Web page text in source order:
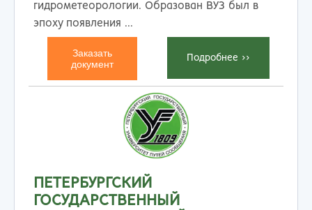
гидрометеорологии. Образован ВУЗ был в
эпоху появления ...
Заказать
документ
Подробнеe >>
ПЕТЕРБУРГСКИЙ
ГОСУДАРСТВЕННЫЙ